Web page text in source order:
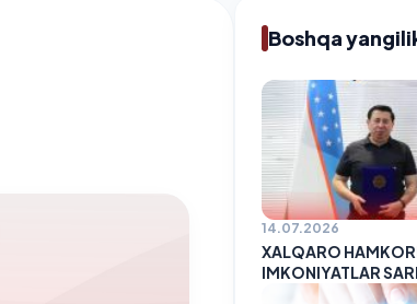
Boshqa
14.07.2026
XALQARO
IMKONIYATLAR